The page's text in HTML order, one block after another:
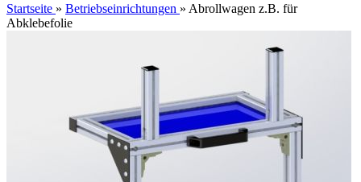
Startseite » Betriebseinrichtungen » Abrollwagen z.B. für
Abklebefolie